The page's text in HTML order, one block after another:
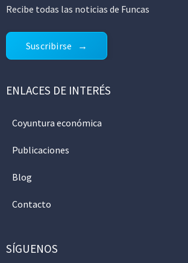
Recibe todas las noticias de Funcas
Suscribirse
ENLACES DE INTERÉS
Coyuntura económica
Publicaciones
Blog
Contacto
SÍGUENOS